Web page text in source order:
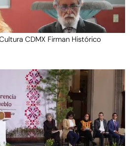
CDMX Firman Histórico